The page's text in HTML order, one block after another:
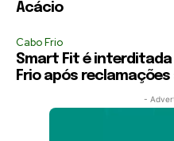
Acácio
Cabo Frio
Smart Fit é interditada
Frio após
-